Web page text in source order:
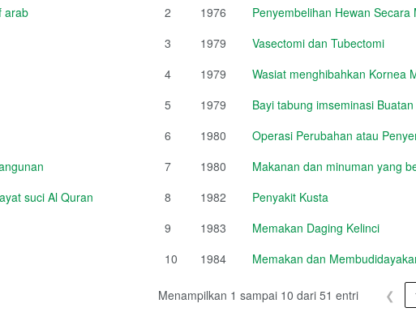
arab
suci Al Quran
2
1976
Penyembelihan Hewan Secara
3
1979
Vasectomi dan Tubectomi
4
1979
Wasiat menghibahkan Kornea
5
1979
Bayi tabung imseminasi Buatan
6
1980
Operasi Perubahan atau
7
1980
Makanan dan minuman yang
8
1982
Penyakit Kusta
9
1983
Memakan Daging Kelinci
10
1984 Memakan dan
Menampilkan 1 sampai 10 dari 51 entri ❮